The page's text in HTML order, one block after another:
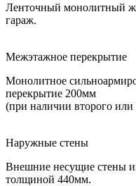
Ленточный монолитный
гараж.
Межэтажное перекрытие
Монолитное
перекрытие 200мм
(при наличии второго или
Наружные стены
Внешние несущие стены
толщиной 440мм.